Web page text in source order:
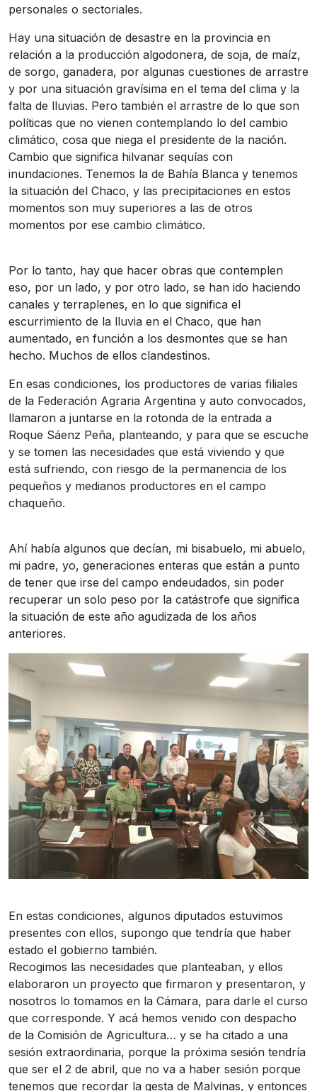
personales o sectoriales.
Hay una situación de desastre en la provincia en
relación a la producción algodonera, de soja, de maíz,
de sorgo, ganadera, por algunas cuestiones de arrastre
y por una situación gravísima en el tema del clima y la
falta de lluvias. Pero también el arrastre de lo que son
políticas que no vienen contemplando lo del cambio
climático, cosa que niega el presidente de la nación.
Cambio que significa hilvanar sequías con
inundaciones. Tenemos la de Bahía Blanca y tenemos
la situación del Chaco, y las precipitaciones en estos
momentos son muy superiores a las de otros
momentos por ese cambio climático.
Por lo tanto, hay que hacer obras que contemplen
eso, por un lado, y por otro lado, se han ido haciendo
canales y terraplenes, en lo que significa el
escurrimiento de la lluvia en el Chaco, que han
aumentado, en función a los desmontes que se han
hecho. Muchos de ellos clandestinos.
En esas condiciones, los productores de varias filiales
de la Federación Agraria Argentina y auto convocados,
llamaron a juntarse en la rotonda de la entrada a
Roque Sáenz Peña, planteando, y para que se escuche
y se tomen las necesidades que está viviendo y que
está sufriendo, con riesgo de la permanencia de los
pequeños y medianos productores en el campo
chaqueño.
Ahí había algunos que decían, mi bisabuelo, mi abuelo,
mi padre, yo, generaciones enteras que están a punto
de tener que irse del campo endeudados, sin poder
recuperar un solo peso por la catástrofe que significa
la situación de este año agudizada de los años
anteriores.
En estas condiciones, algunos diputados estuvimos
presentes con ellos, supongo que tendría que haber
estado el gobierno también.
Recogimos las necesidades que planteaban, y ellos
elaboraron un proyecto que firmaron y presentaron, y
nosotros lo tomamos en la Cámara, para darle el curso
que corresponde. Y acá hemos venido con despacho
de la Comisión de Agricultura… y se ha citado a una
sesión extraordinaria, porque la próxima sesión tendría
que ser el 2 de abril, que no va a haber sesión porque
tenemos que recordar la gesta de Malvinas, y entonces